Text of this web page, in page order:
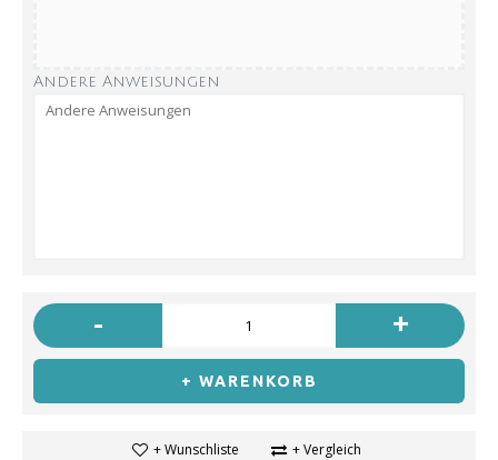
Andere Anweisungen
- +
+ WARENKORB
+ Wunschliste + Vergleich